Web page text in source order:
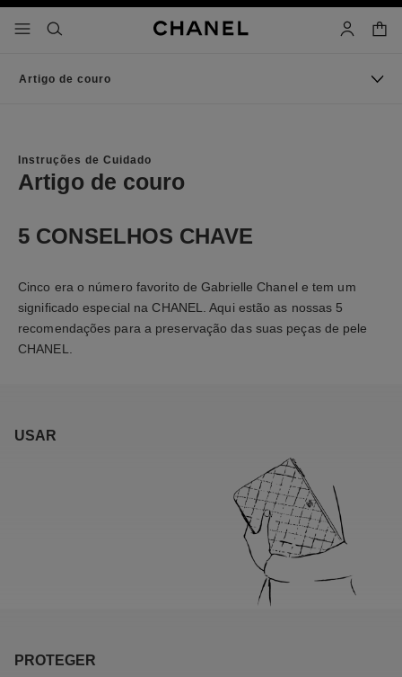
menu - navegação pricipal
- navegação principal
pesquisa conta
Artigo de couro
Instruções de Cuidado
Artigo de couro
5 CONSELHOS CHAVE
Cinco era o número favorito de Gabrielle Chanel e tem um
significado especial na CHANEL. Aqui estão as nossas 5
recomendações para a preservação das suas peças de pele
CHANEL.
USAR
PROTEGER